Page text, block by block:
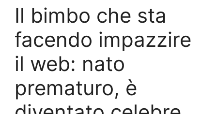
Il bimbo che sta
facendo impazzire
il web: nato
prematuro, è